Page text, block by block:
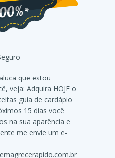
que estou
veja: Adquira HOJE o
guia de cardápio
15 dias você
na sua aparência e
me envie um e-